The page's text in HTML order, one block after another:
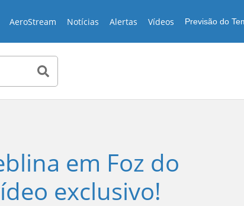
AeroStream Notícias Alertas Vídeos Previsão do
em Foz do
exclusivo!